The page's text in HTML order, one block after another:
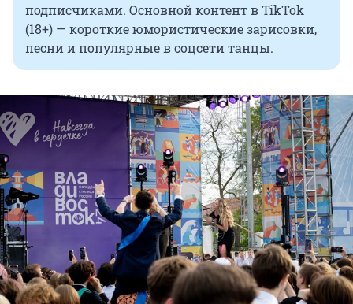
подписчиками. Основной контент в TikTok
(18+) — короткие юмористические зарисовки,
песни и популярные в соцсети танцы.